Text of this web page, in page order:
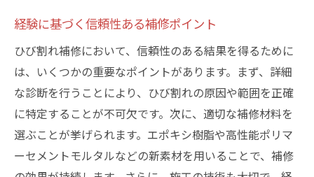
経験に基づく信頼性ある補修ポイント
ひび割れ補修において、信頼性のある結果を得るために
は、いくつかの重要なポイントがあります。まず、詳細
な診断を行うことにより、ひび割れの原因や範囲を正確
に特定することが不可欠です。次に、適切な補修材料を
選ぶことが挙げられます。エポキシ樹脂や高性能ポリマ
ーセメントモルタルなどの新素材を用いることで、補修